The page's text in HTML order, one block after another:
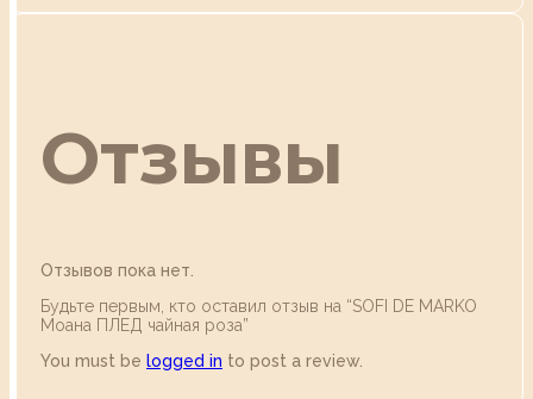
Отзывы
Отзывов пока нет.
Будьте первым, кто оставил отзыв на “SOFI DE MARKO
Моана ПЛЕД чайная роза”
You must be logged in to post a review.